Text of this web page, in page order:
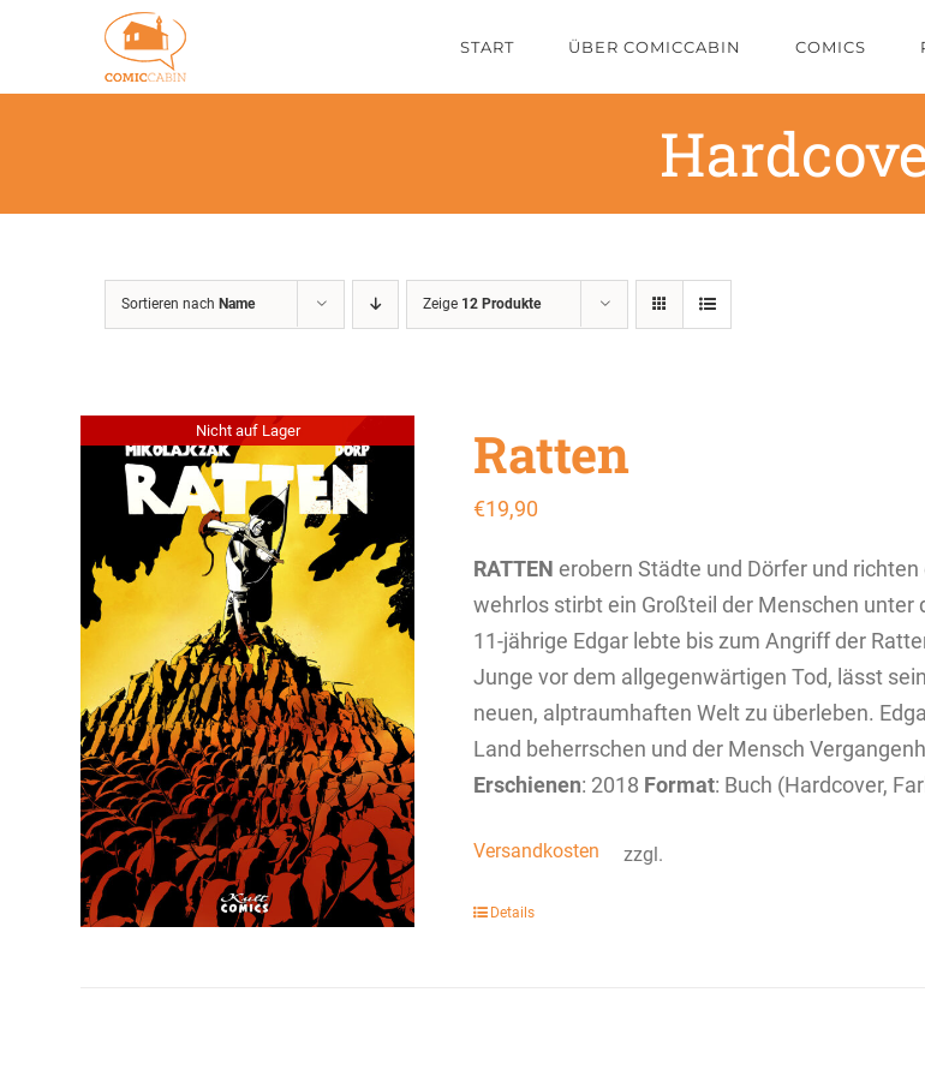
springen
START ÜBER COMICCABIN COMICS
Sortieren nach Name Zeige 12 Produkte
Nicht auf Lager Ratten
€19,90
RATTEN erobern Städte und Dörfer und
wehrlos stirbt ein Großteil der Menschen unter
11-jährige Edgar lebte bis zum Angriff der
Junge vor dem allgegenwärtigen Tod, lässt
neuen, alptraumhaften Welt zu überleben.
Land beherrschen und der Mensch
Erschienen: 2018 Format: Buch (Hardcover,
zzgl.
Versandkosten
Details